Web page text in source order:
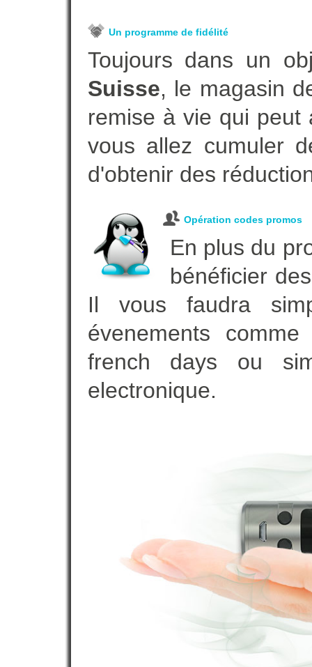
Un programme de fidélité
Toujours dans un
Suisse, le magasin
remise à vie qui peut
vous allez cumuler
d'obtenir des
Opération codes promos
En plus du
bénéficier
Il vous faudra
évenements
french days ou
electronique.